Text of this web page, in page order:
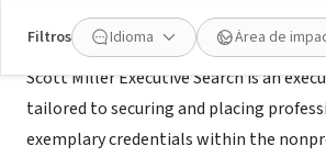
Filtros Idioma Área de
Acerca de
Scott Miller Executive Search is an
tailored to securing and placing
exemplary credentials within the